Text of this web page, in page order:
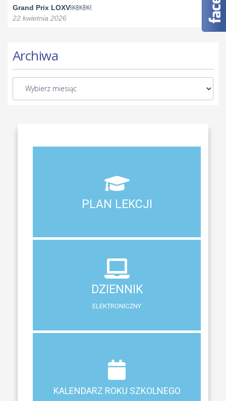
Grand Prix LOXV￼￼￼
22 kwietnia 2026
Archiwa
PLAN LEKCJI
PLAN LEKCJI
DZIENNIK
ELEKTRONICZNY
DZIENNIK
ELEKTRONICZNY
System zewnętrzny do śledzenia postępów w nauce
KALENDARZ ROKU SZKOLNEGO
KALENDARZ ROKU SZKOLNEGO
Terminy ferii, matur, zebrań i klasyfikacji